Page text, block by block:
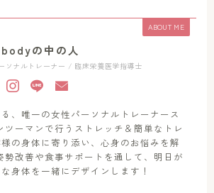
ABOUT ME
の中の人
ソナルトレーナー / 臨床栄養医学指導士
、唯一の女性パーソナルトレーナース
ツーマンで行うストレッチ＆簡単なトレ
の身体に寄り添い、心身のお悩みを解
改善や食事サポートを通して、明日が
身体を一緒にデザインします！